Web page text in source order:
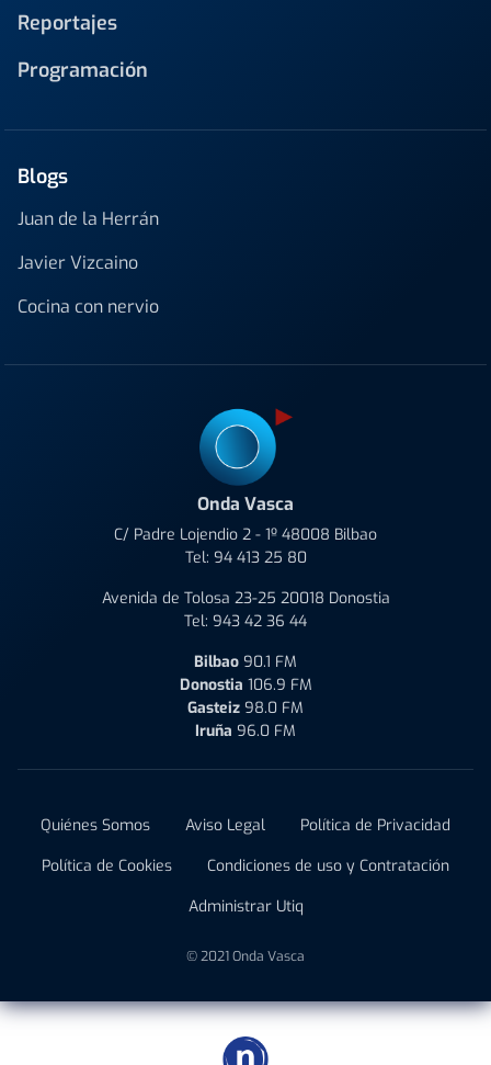
Reportajes
Programación
Blogs
Juan de la Herrán
Javier Vizcaino
Cocina con nervio
Onda Vasca
C/ Padre Lojendio 2 - 1º 48008 Bilbao
Tel: 94 413 25 80
Avenida de Tolosa 23-25 20018 Donostia
Tel: 943 42 36 44
Bilbao 90.1 FM
Donostia 106.9 FM
Gasteiz 98.0 FM
Iruña 96.0 FM
Quiénes Somos Aviso Legal
Política de Privacidad
Política de Cookies
Condiciones de uso y Contratación
Administrar Utiq
© 2021 Onda Vasca